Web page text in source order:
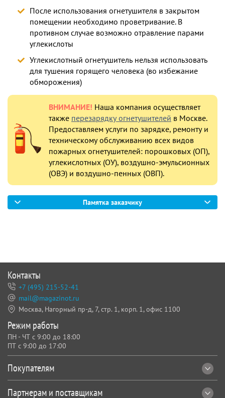
После использования огнетушителя в закрытом
помещении необходимо проветривание. В
противном случае возможно отравление парами
углекислоты
Углекислотный огнетушитель нельзя использовать
для тушения горящего человека (во избежание
обморожения)
ВНИМАНИЕ! Наша компания осуществляет
также перезарядку огнетушителей в Москве.
Предоставляем услуги по зарядке, ремонту и
техническому обслуживанию всех видов
пожарных огнетушителей: порошковых (ОП),
углекислотных (ОУ), воздушно-эмульсионных
(ОВЭ) и воздушно-пенных (ОВП).
Памятка заказчику
Покупателям
Партнерам и поставщикам
Контакты
+7 (495) 215-52-41
mail@magazinot.ru
Москва, Нагорный пр-д, 7, стр. 1, корп. 1, офис 1100
Режим работы
ПН - ЧТ с 9:00 до 18:00
ПТ с 9:00 до 17:00